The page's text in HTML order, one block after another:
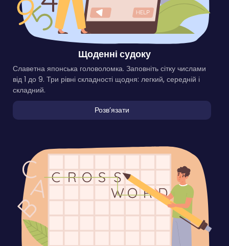
Щоденні судоку
Славетна японська головоломка. Заповніть сітку числами
від 1 до 9. Три рівні складності щодня: легкий, середній і
складний.
Розвʼязати